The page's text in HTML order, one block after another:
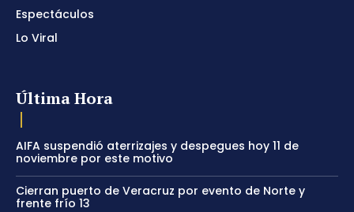
Espectáculos
Lo Viral
Última Hora
AIFA suspendió aterrizajes y despegues hoy 11 de
noviembre por este motivo
Cierran puerto de Veracruz por evento de Norte y
frente frío 13